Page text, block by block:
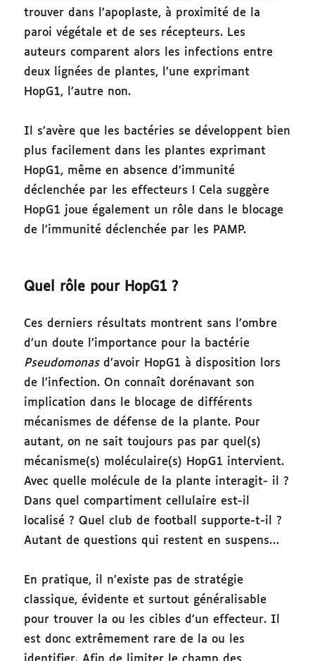
trouver dans l’apoplaste, à proximité de la
paroi végétale et de ses récepteurs. Les
auteurs comparent alors les infections entre
deux lignées de plantes, l’une exprimant
HopG1, l’autre non.
Il s’avère que les bactéries se développent bien
plus facilement dans les plantes exprimant
HopG1, même en absence d’immunité
déclenchée par les effecteurs ! Cela suggère
HopG1 joue également un rôle dans le blocage
de l’immunité déclenchée par les PAMP.
Quel rôle pour HopG1 ?
Ces derniers résultats montrent sans l’ombre
d’un doute l’importance pour la bactérie
Pseudomonasd’avoir HopG1 à disposition lors
de l’infection. On connaît dorénavant son
implication dans le blocage de différents
mécanismes de défense de la plante. Pour
autant, on ne sait toujours pas par quel(s)
mécanisme(s) moléculaire(s) HopG1 intervient.
Avec quelle molécule de la plante interagit- il ?
Dans quel compartiment cellulaire est-il
localisé ? Quel club de football supporte-t-il ?
Autant de questions qui restent en suspens…
En pratique, il n’existe pas de stratégie
classique, évidente et surtout généralisable
pour trouver la ou les cibles d’un effecteur. Il
est donc extrêmement rare de la ou les